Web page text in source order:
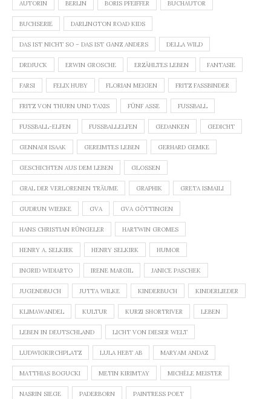
AUTORIN BERLIN BORIS PFEIFFER BUCHAUTOR
BUCHSERIE DARLINGTON ROAD KIDS
DAS IST NICHT SO – DAS IST GANZ ANDERS DELLA WILD
DRDJUCK ERWIN GROSCHE ERZÄHLTES LEBEN FANTASIE
FARSI FELIX HUBY FLORIAN MEIGEN FRITZ FASSBINDER
FRITZ VON THURN UND TAXIS FÜNF ASSE FUSSBALL
FUSSBALL-ELFEN FUSSBALLELFEN GEDANKEN GEDICHT
GENNADI ISAAK GEREIMTES LEBEN GERHARD GEMKE
GESCHICHTEN AUS DEM LEBEN GLOSSEN
GRAL DER VERLORENEN TRÄUME GRAPHIK GRETA ISMAILI
GUDRUN WIEBKE GVA GVA GÖTTINGEN
HANS CHRISTIAN RÜNGELER HARTWIN GROMES
HENRY A. SELKIRK HENRY SELKIRK HUMOR
INGRID WIDIARTO IRENE MARGIL JANICE PASCHEK
JUGENDBUCH JUTTA WILKE KINDERBUCH KINDERLIEDER
KLIMAWANDEL KULTUR KURZI SHORTRIVER LEBEN
LEBEN IN DEUTSCHLAND LICHT VON DIESER WELT
LUDWIGKIRCHPLATZ LULA HEBT AB MARYAM ANDAZ
MATTHIAS BOGUCKI METIN KIRIMTAY MICHÈLE MEISTER
NASRIN SIEGE PADERBORN PAINTRESS POET